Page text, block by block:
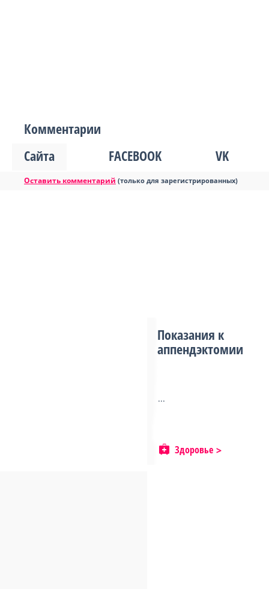
Комментарии
Сайта
FACEBOOK VK
Оставить комментарий (только для зарегистрированных)
Показания к
аппендэктомии
...
Здоровье